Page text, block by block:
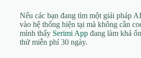
Nếu các bạn đang tìm một giải pháp
vào hệ thống hiện tại mà không cần
mình thấy Serimi App đang làm khá
thử miễn phí 30 ngày.